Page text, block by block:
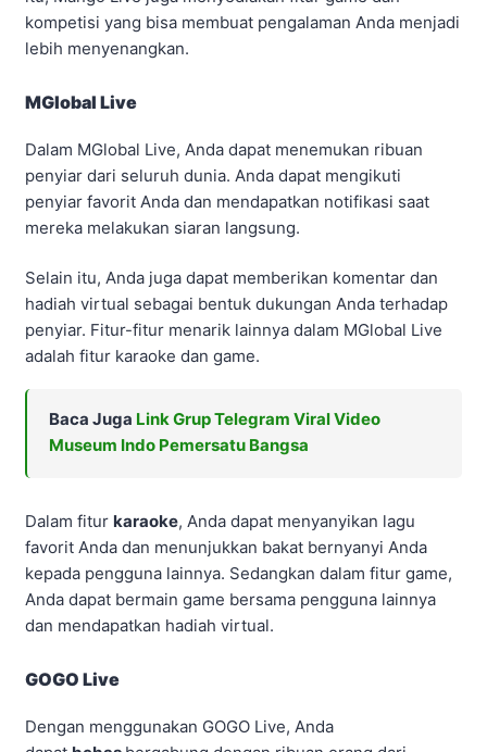
kompetisi yang bisa membuat pengalaman Anda menjadi
lebih menyenangkan.
MGlobal Live
Dalam MGlobal Live, Anda dapat menemukan ribuan
penyiar dari seluruh dunia. Anda dapat mengikuti
penyiar favorit Anda dan mendapatkan notifikasi saat
mereka melakukan siaran langsung.
Selain itu, Anda juga dapat memberikan komentar dan
hadiah virtual sebagai bentuk dukungan Anda terhadap
penyiar. Fitur-fitur menarik lainnya dalam MGlobal Live
adalah fitur karaoke dan game.
Baca Juga Link Grup Telegram Viral Video
Museum Indo Pemersatu Bangsa
Dalam fitur karaoke, Anda dapat menyanyikan lagu
favorit Anda dan menunjukkan bakat bernyanyi Anda
kepada pengguna lainnya. Sedangkan dalam fitur game,
Anda dapat bermain game bersama pengguna lainnya
dan mendapatkan hadiah virtual.
GOGO Live
Dengan menggunakan GOGO Live, Anda